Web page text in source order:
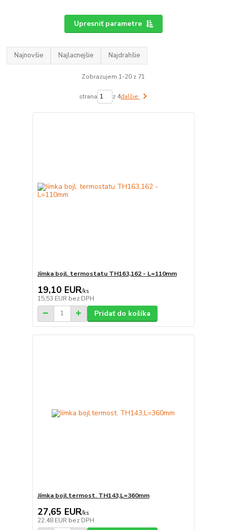
Upresniť parametre
Najnovšie Najlacnejšie Najdrahšie
Zobrazujem 1-20 z 71
strana z 4ďalšie
Jímka bojl. termostatu TH163,162 - L=110mm
19,10 EUR/ks
15,53 EUR bez DPH
Pridať do košíka
Jímka bojl.termost. TH143,L=360mm
27,65 EUR/ks
22,48 EUR bez DPH